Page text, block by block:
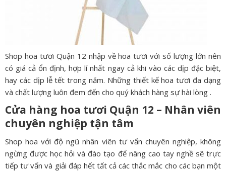
Shop hoa tươi Quận 12 nhập về hoa tươi với số lượng lớn nên
có giá cả ổn định, hợp lí nhất ngay cả khi vào các dịp đặc biệt,
hay các dịp lễ tết trong năm. Những thiết kế hoa tươi đa dạng
và chất lượng luôn đem đến cho quý khách hàng sự hài lòng .
Cửa hàng hoa tươi Quận 12 – Nhân viên
chuyên nghiệp tận tâm
Shop hoa với độ ngũ nhân viên tư vấn chuyên nghiệp, không
ngừng được học hỏi và đào tạo để nâng cao tay nghề sẽ trực
tiếp tư vấn và giải đáp hết tất cả các thắc mắc cho các bạn một